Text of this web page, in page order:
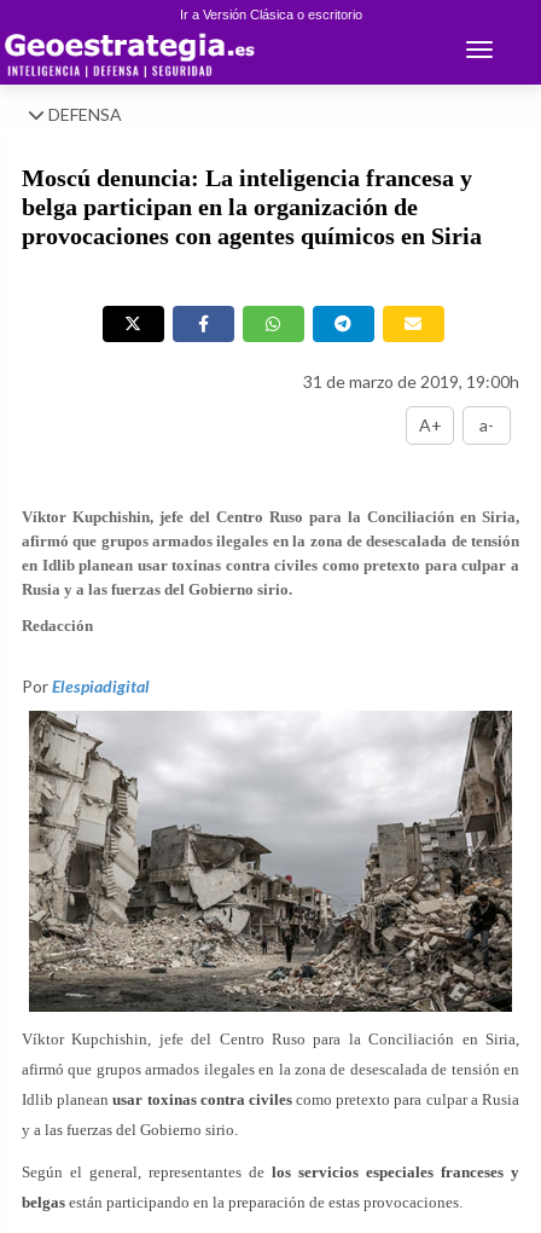
Ir a Versión Clásica o escritorio
Toggle
DEFENSA
Moscú denuncia: La inteligencia francesa y
belga participan en la organización de
provocaciones con agentes químicos en Siria
31 de marzo de 2019, 19:00h
A+ a-
Víktor Kupchishin, jefe del Centro Ruso para la Conciliación en Siria,
afirmó que grupos armados ilegales en la zona de desescalada de tensión
en Idlib planean usar toxinas contra civiles como pretexto para culpar a
Rusia y a las fuerzas del Gobierno sirio.
Redacción
PorElespiadigital
Víktor Kupchishin, jefe del Centro Ruso para la Conciliación en Siria,
afirmó que grupos armados ilegales en la zona de desescalada de tensión en
Idlib planean usar toxinas contra civilescomo pretexto para culpar a Rusia
y a las fuerzas del Gobierno sirio.
Según el general, representantes de los servicios especiales franceses y
belgas están participando en la preparación de estas provocaciones.